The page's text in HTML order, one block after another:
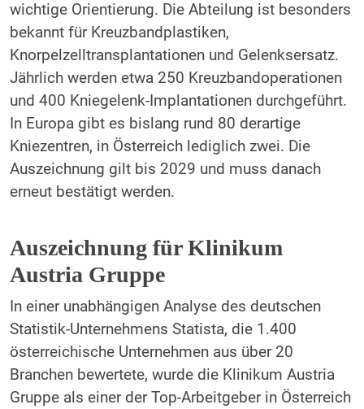
wichtige Orientierung. Die Abteilung ist besonders
bekannt für Kreuzbandplastiken,
Knorpelzelltransplantationen und Gelenksersatz.
Jährlich werden etwa 250 Kreuzbandoperationen
und 400 Kniegelenk-Implantationen durchgeführt.
In Europa gibt es bislang rund 80 derartige
Kniezentren, in Österreich lediglich zwei. Die
Auszeichnung gilt bis 2029 und muss danach
erneut bestätigt werden.
Auszeichnung für Klinikum
Austria Gruppe
In einer unabhängigen Analyse des deutschen
Statistik-Unternehmens Statista, die 1.400
österreichische Unternehmen aus über 20
Branchen bewertete, wurde die Klinikum Austria
Gruppe als einer der Top-Arbeitgeber in Österreich